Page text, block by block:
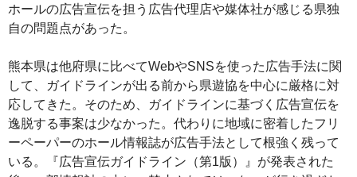
ホールの広告宣伝を担う広告代理店や媒体社が感じる県独
自の問題点があった。
熊本県は他府県に比べてWebやSNSを使った広告手法に関
して、ガイドラインが出る前から県遊協を中心に厳格に対
応してきた。そのため、ガイドラインに基づく広告宣伝を
逸脱する事案は少なかった。代わりに地域に密着したフリ
ーペーパーのホール情報誌が広告手法として根強く残って
いる。『広告宣伝ガイドライン（第1版）』が発表された